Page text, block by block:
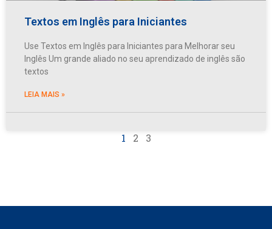
Textos em Inglês para Iniciantes
Use Textos em Inglês para Iniciantes para Melhorar seu
Inglês Um grande aliado no seu aprendizado de inglês são
textos
LEIA MAIS »
1 2 3